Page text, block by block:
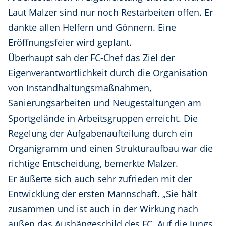
Laut Malzer sind nur noch Restarbeiten offen. Er
dankte allen Helfern und Gönnern. Eine
Eröffnungsfeier wird geplant.
Überhaupt sah der FC-Chef das Ziel der
Eigenverantwortlichkeit durch die Organisation
von Instandhaltungsmaßnahmen,
Sanierungsarbeiten und Neugestaltungen am
Sportgelände in Arbeitsgruppen erreicht. Die
Regelung der Aufgabenaufteilung durch ein
Organigramm und einen Strukturaufbau war die
richtige Entscheidung, bemerkte Malzer.
Er äußerte sich auch sehr zufrieden mit der
Entwicklung der ersten Mannschaft. „Sie hält
zusammen und ist auch in der Wirkung nach